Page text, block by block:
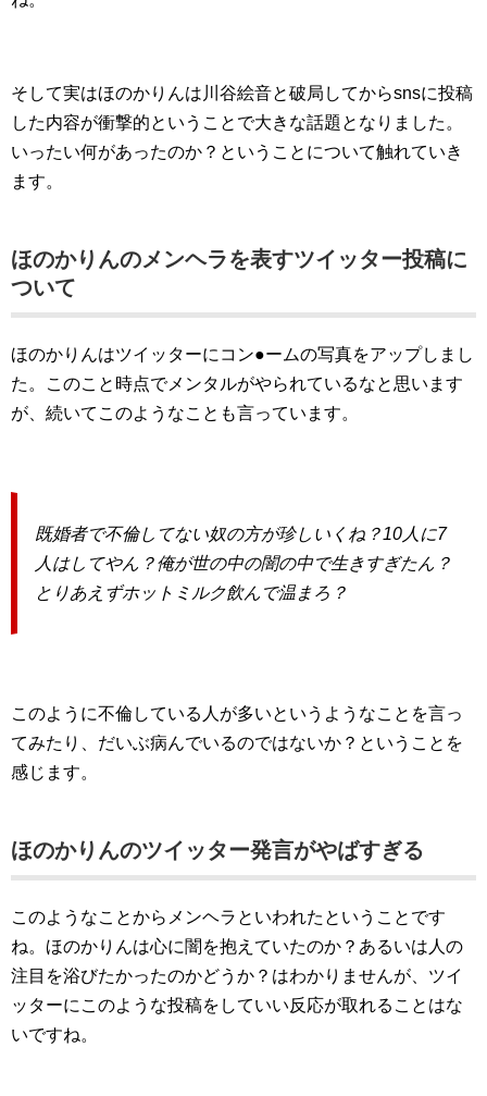
そして実はほのかりんは川谷絵音と破局してからsnsに投稿
した内容が衝撃的ということで大きな話題となりました。
いったい何があったのか？ということについて触れていき
ます。
ほのかりんのメンヘラを表すツイッター投稿に
ついて
ほのかりんはツイッターにコン●ームの写真をアップしまし
た。このこと時点でメンタルがやられているなと思います
が、続いてこのようなことも言っています。
既婚者で不倫してない奴の方が珍しいくね？10人に7
人はしてやん？俺が世の中の闇の中で生きすぎたん？
とりあえずホットミルク飲んで温まろ？
このように不倫している人が多いというようなことを言っ
てみたり、だいぶ病んでいるのではないか？ということを
感じます。
ほのかりんのツイッター発言がやばすぎる
このようなことからメンヘラといわれたということです
ね。ほのかりんは心に闇を抱えていたのか？あるいは人の
注目を浴びたかったのかどうか？はわかりませんが、ツイ
ッターにこのような投稿をしていい反応が取れることはな
いですね。